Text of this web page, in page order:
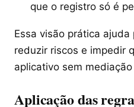
que o registro só é
Essa visão prática
reduzir riscos e impedir
aplicativo sem
Aplicação das